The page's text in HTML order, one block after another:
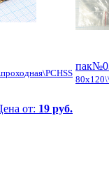
от: 19 руб.